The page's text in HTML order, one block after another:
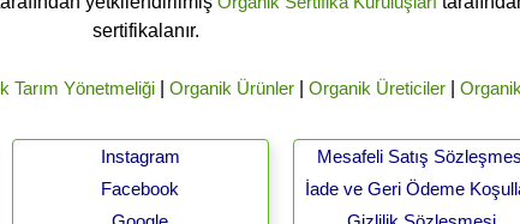
sertifikalanır.
Tarım Yönetmeliği| Organik Ürünler| Organik Üreticiler|
Instagram
Facebook
Mesafeli Satış
İade ve Geri Ödeme